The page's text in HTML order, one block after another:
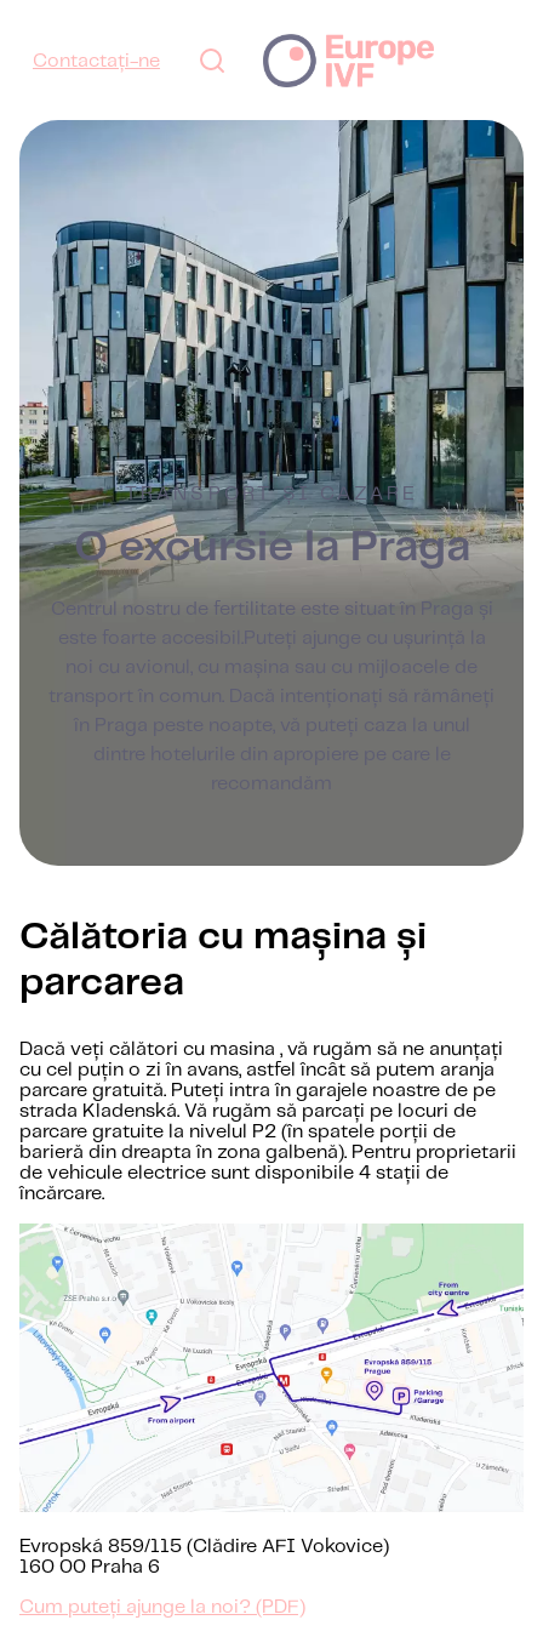
Contactați-ne
TRANSPORT ȘI CAZARE
O excursie la Praga
Centrul nostru de fertilitate este situat în Praga și
Călătoria cu mașina și
parcarea
Dacă veți călători cu masina , vă rugăm să ne anunțați
cu cel puțin o zi în avans, astfel încât să putem aranja
parcare gratuită. Puteți intra în garajele noastre de pe
strada Kladenská. Vă rugăm să parcați pe locuri de
parcare gratuite la nivelul P2 (în spatele porții de
barieră din dreapta în zona galbenă). Pentru proprietarii
de vehicule electrice sunt disponibile 4 stații de
încărcare.
Evropská 859/115 (Clădire AFI Vokovice)
160 00 Praha 6
Cum puteți ajunge la noi? (PDF)